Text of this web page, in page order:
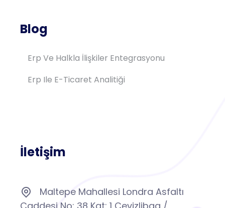
Blog
Erp Ve Halkla İlişkiler Entegrasyonu
Erp Ile E-Ticaret Analitiği
İletişim
Maltepe Mahallesi Londra Asfaltı